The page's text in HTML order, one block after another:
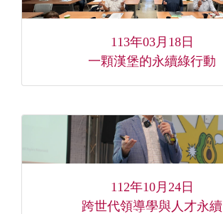
113年03月18日
一顆漢堡的永續綠行動
112年10月24日
跨世代領導學與人才永續